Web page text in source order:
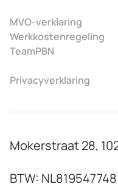
MVO-verklaring
Werkkostenregeling
TeamPBN
Privacyverklaring
Mokerstraat 28,
BTW: NL819547748